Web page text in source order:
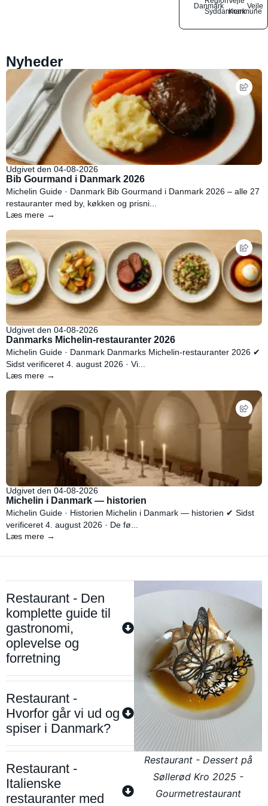
Danmark
SyddanmarkKommune
Vejle
Nyheder
Udgivet den 04-08-2026
Bib Gourmand i Danmark 2026
Michelin Guide · Danmark Bib Gourmand i Danmark 2026 – alle 27
restauranter med by, køkken og prisni...
Læs mere →
Udgivet den 04-08-2026
Danmarks Michelin-restauranter 2026
Michelin Guide · Danmark Danmarks Michelin-restauranter 2026 ✔
Sidst verificeret 4. august 2026 · Vi...
Læs mere →
Udgivet den 04-08-2026
Michelin i Danmark — historien
Michelin Guide · Historien Michelin i Danmark — historien ✔ Sidst
verificeret 4. august 2026 · De fø...
Læs mere →
Restaurant - Den
komplette guide til
gastronomi,
oplevelse og
forretning
Restaurant -
Hvorfor går vi ud og
spiser i Danmark?
Restaurant -
Italienske
restauranter med
Restaurant - Dessert på
Søllerød Kro 2025 -
Gourmetrestaurant